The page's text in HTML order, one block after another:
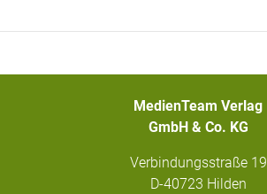
MedienTeam Verlag
GmbH & Co. KG
Verbindungsstraße 19
D-40723 Hilden